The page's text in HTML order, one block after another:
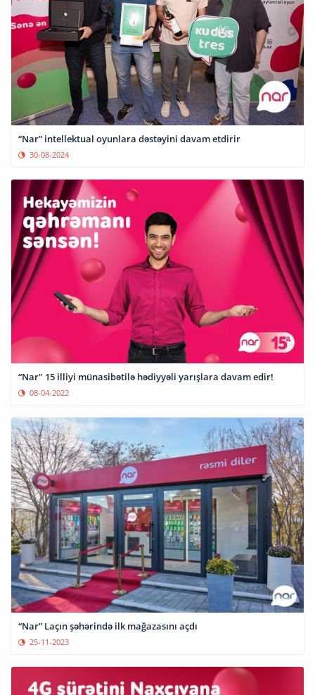
“Nar” intellektual oyunlara dəstəyini davam etdirir
30-08-2024
“Nar" 15 illiyi münasibətilə hədiyyəli yarışlara davam edir!
08-04-2022
“Nar” Laçın şəhərində ilk mağazasını açdı
25-11-2023